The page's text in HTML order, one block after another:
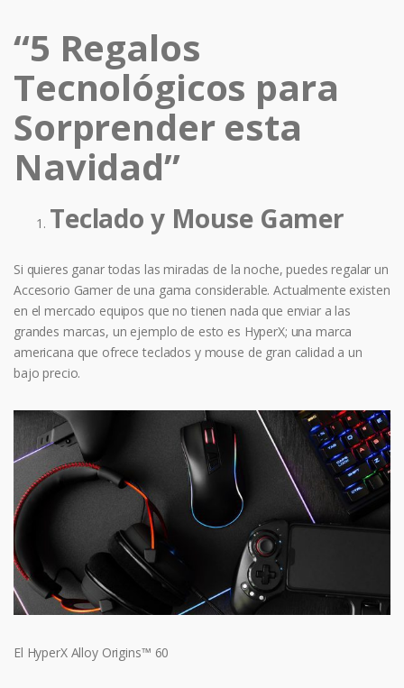
“5 Regalos
Tecnológicos para
Sorprender esta
Navidad”
Teclado y Mouse Gamer
Si quieres ganar todas las miradas de la noche, puedes regalar un
Accesorio Gamer de una gama considerable. Actualmente existen
en el mercado equipos que no tienen nada que enviar a las
grandes marcas, un ejemplo de esto es HyperX; una marca
americana que ofrece teclados y mouse de gran calidad a un
bajo precio.
El HyperX Alloy Origins™ 60